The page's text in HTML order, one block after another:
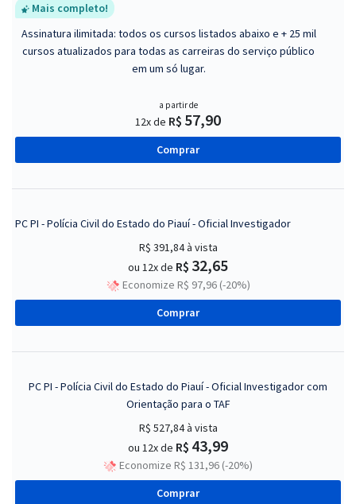
Mais completo!
Assinatura ilimitada: todos os cursos listados abaixo e + 25 mil
cursos atualizados para todas as carreiras do serviço público
em um só lugar.
a partir de
12x de R$ 57,90
Comprar
PC PI - Polícia Civil do Estado do Piauí - Oficial Investigador
R$ 391,84à vista
ou 12x de R$ 32,65
Economize R$ 97,96 (-20%)
Comprar
PC PI - Polícia Civil do Estado do Piauí - Oficial Investigador com
Orientação para o TAF
R$ 527,84à vista
ou 12x de R$ 43,99
Economize R$ 131,96 (-20%)
Comprar